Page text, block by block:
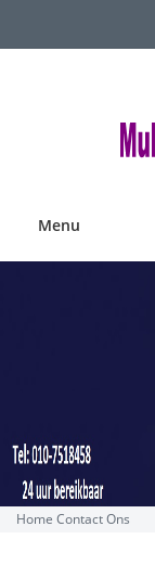
Menu
Home Contact Ons